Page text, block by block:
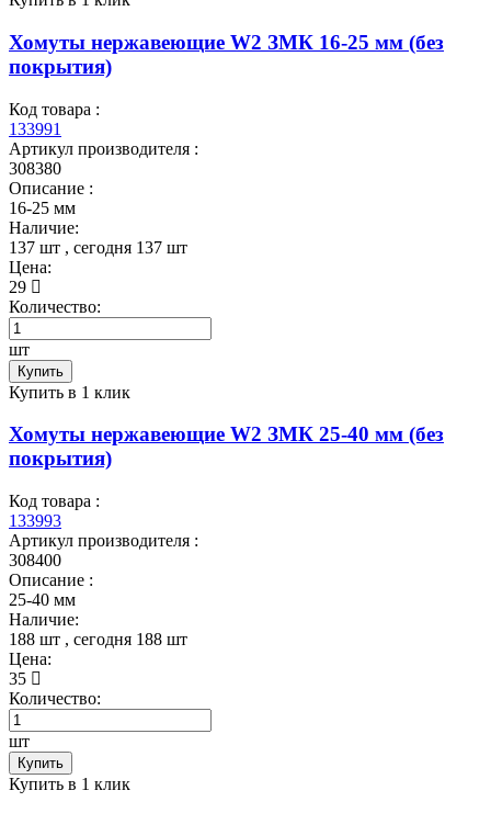
Хомуты нержавеющие W2 ЗМК 16-25 мм (без
покрытия)
Код товара :
133991
Артикул производителя :
308380
Описание :
16-25 мм
Наличие:
137 шт , сегодня 137 шт
Цена:
29
Количество:
шт
Купить
Купить в 1 клик
Хомуты нержавеющие W2 ЗМК 25-40 мм (без
покрытия)
Код товара :
133993
Артикул производителя :
308400
Описание :
25-40 мм
Наличие:
188 шт , сегодня 188 шт
Цена:
35
Количество:
шт
Купить
Купить в 1 клик